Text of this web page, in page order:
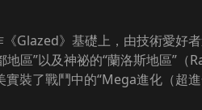
Glazed》基礎上，由技術愛好
區”以及神祕的“蘭洛斯地區”
裝了戰鬥中的“Mega進化（超